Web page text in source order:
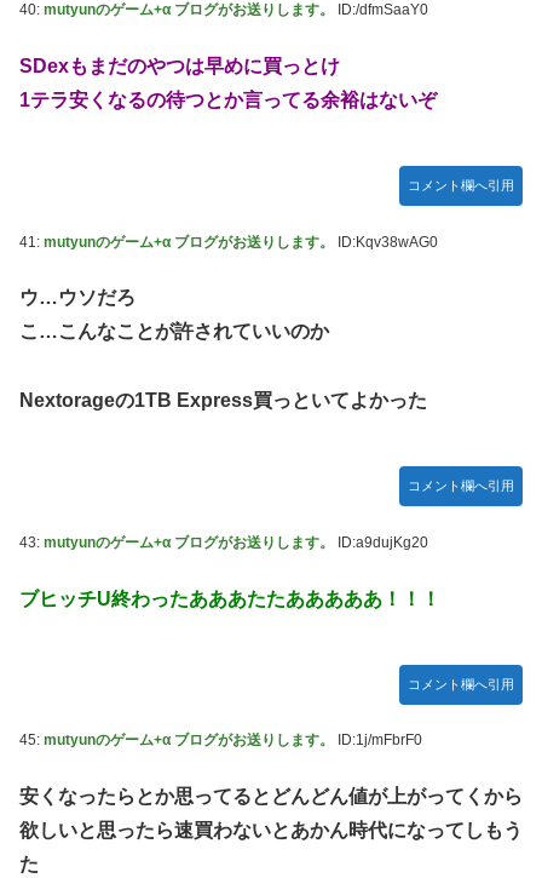
40: mutyunのゲーム+α ブログがお送りします。 ID:/dfmSaaY0
SDexもまだのやつは早めに買っとけ
1テラ安くなるの待つとか言ってる余裕はないぞ
コメント欄へ引用
41: mutyunのゲーム+α ブログがお送りします。 ID:Kqv38wAG0
ウ…ウソだろ
こ…こんなことが許されていいのか
Nextorageの1TB Express買っといてよかった
コメント欄へ引用
43: mutyunのゲーム+α ブログがお送りします。 ID:a9dujKg20
ブヒッチU終わったあああたたあああああ！！！
コメント欄へ引用
45: mutyunのゲーム+α ブログがお送りします。 ID:1j/mFbrF0
安くなったらとか思ってるとどんどん値が上がってくから
欲しいと思ったら速買わないとあかん時代になってしもう
た